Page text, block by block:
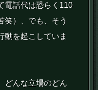
電話代は恐らく110
笑）、でも、そう
動を起こしていま
どんな立場のどん